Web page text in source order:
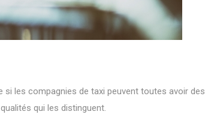
si les compagnies de taxi peuvent toutes avoir des
qui les distinguent.